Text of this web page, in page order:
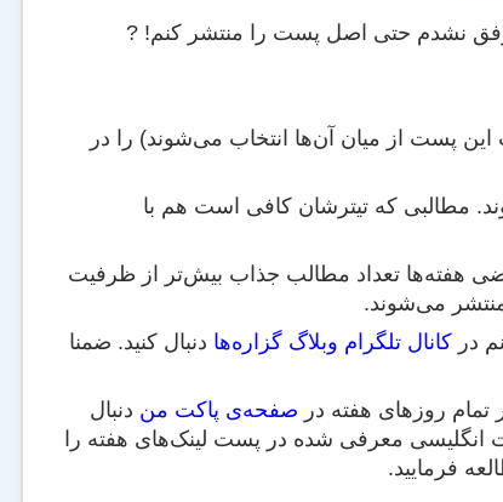
نشدم حتی اصل پست را منتشر کنم! ?
پست از میان آن‌ها انتخاب می‌شوند) را در
مطالبی که تیترشان کافی است هم با
هفته‌ها تعداد مطالب جذاب بیش‌تر از ظرفیت
منتشر می‌شوند.
درکانال تلگرام وبلاگ گزاره‌ها دنبال کنید. ضمنا
روزهای هفته در صفحه‌ی پاکت من دنبال
انگلیسی معرفی شده در پست لینک‌های هفته را
فرمایید.